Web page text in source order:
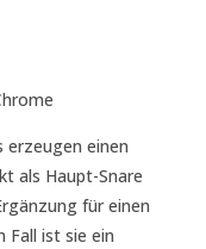
erzeugen einen
als Haupt-Snare
für einen
Fall ist sie ein